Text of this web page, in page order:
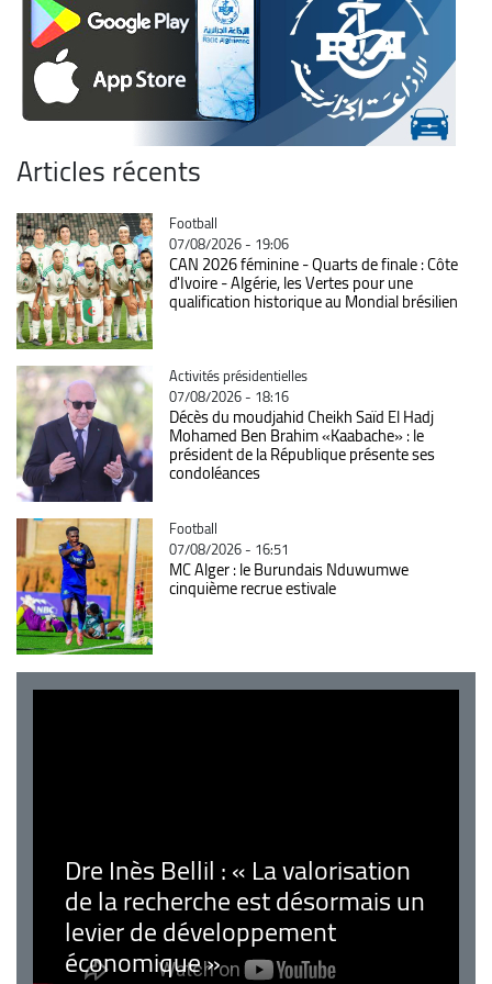
Articles récents
Catégorie
Football
07/08/2026 - 19:06
CAN 2026 féminine - Quarts de finale : Côte
d'Ivoire - Algérie, les Vertes pour une
qualification historique au Mondial brésilien
Catégorie
Activités présidentielles
07/08/2026 - 18:16
Décès du moudjahid Cheikh Saïd El Hadj
Mohamed Ben Brahim «Kaabache» : le
président de la République présente ses
condoléances
Catégorie
Football
07/08/2026 - 16:51
MC Alger : le Burundais Nduwumwe
cinquième recrue estivale
Dre Inès Bellil : « La valorisation
de la recherche est désormais un
levier de développement
économique »